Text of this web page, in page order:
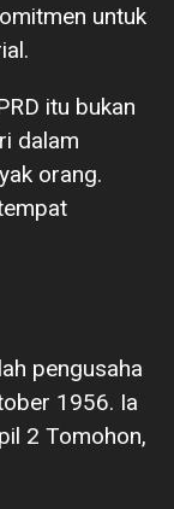
untuk
itu bukan
dalam
orang.
pengusaha
1956. Ia
2 Tomohon,